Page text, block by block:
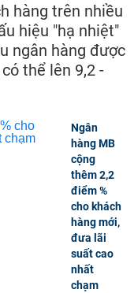
hàng trên nhiều
hiệu "hạ nhiệt"
ngân hàng được
thể lên 9,2 -
Ngân
hàng MB
cộng
thêm 2,2
điểm %
cho khách
hàng mới,
đưa lãi
suất cao
nhất
chạm